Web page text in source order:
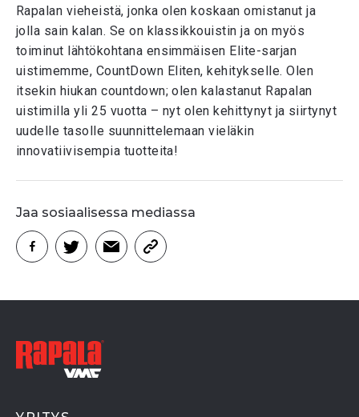
Rapalan vieheistä, jonka olen koskaan omistanut ja
jolla sain kalan. Se on klassikkouistin ja on myös
toiminut lähtökohtana ensimmäisen Elite-sarjan
uistimemme, CountDown Eliten, kehitykselle. Olen
itsekin hiukan countdown; olen kalastanut Rapalan
uistimilla yli 25 vuotta – nyt olen kehittynyt ja siirtynyt
uudelle tasolle suunnittelemaan vieläkin
innovatiivisempia tuotteita!
Jaa sosiaalisessa mediassa